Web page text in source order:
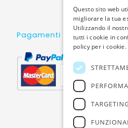
Pagamenti sicuri
Questo sito web
migliorare la tua
Utilizzando il
tutti i cookie in
policy per i cookie.